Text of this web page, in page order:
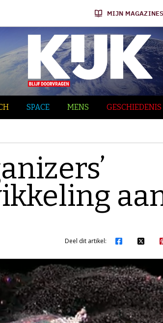
MIJN
SPACE MENS GESCHIEDENIS
Deel dit artikel: